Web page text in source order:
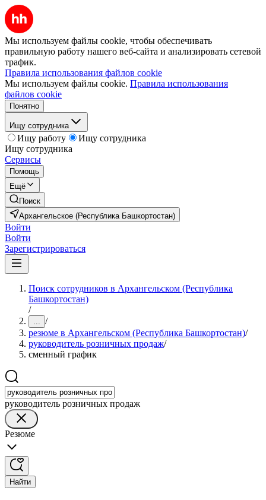
Мы используем файлы cookie, чтобы обеспечивать
правильную работу нашего веб-сайта и анализировать сетевой
трафик.
Правила использования файлов cookie
Мы используем файлы cookie. Правила использования
файлов cookie
Понятно
Ищу сотрудника
Ищу работу
Ищу сотрудника
Ищу сотрудника
Сервисы
Помощь
Ещё
Поиск
Архангельское (Республика Башкортостан)
Войти
Войти
Зарегистрироваться
Поиск сотрудников в Архангельском (Республика
Башкортостан)
/
... /
резюме в Архангельском (Республика Башкортостан)/
руководитель розничных продаж/
сменный график
руководитель розничных продаж
Резюме
Найти